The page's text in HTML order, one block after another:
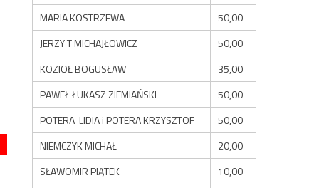
MARIA KOSTRZEWA
50,00
JERZY T MICHAJŁOWICZ
50,00
KOZIOŁ BOGUSŁAW
35,00
PAWEŁ ŁUKASZ ZIEMIAŃSKI
50,00
POTERA LIDIA i POTERA KRZYSZTOF
50,00
NIEMCZYK MICHAŁ
20,00
SŁAWOMIR PIĄTEK
10,00